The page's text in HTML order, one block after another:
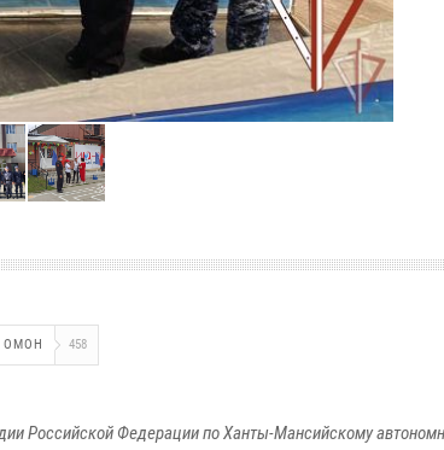
ОМОН 458
Российской Федерации по Ханты-Мансийскому